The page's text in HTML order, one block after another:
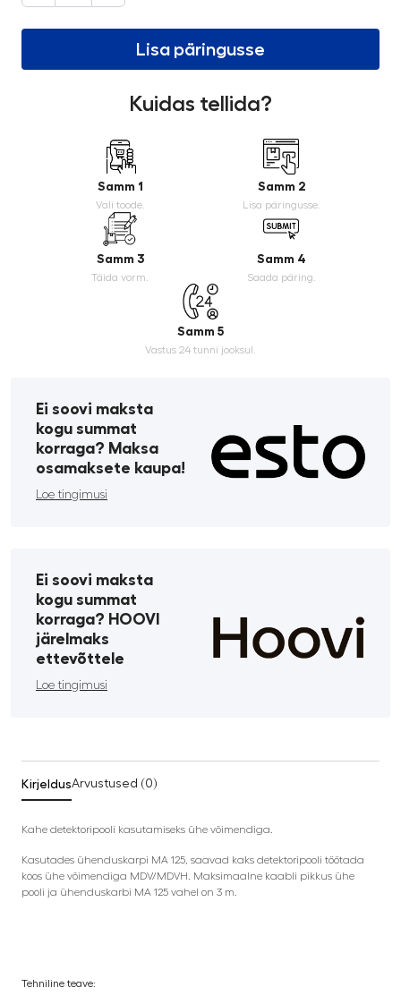
Lisa päringusse
Kuidas tellida?
Samm 1
Vali toode.
Samm 2
Lisa päringusse.
Samm 3
Täida vorm.
Samm 4
Saada päring.
Samm 5
Vastus 24 tunni jooksul.
Ei soovi maksta
kogu summat
korraga? Maksa
osamaksete kaupa!
Loe tingimusi
Ei soovi maksta
kogu summat
korraga? HOOVI
järelmaks
ettevõttele
Loe tingimusi
KirjeldusArvustused (0)
Kahe detektoripooli kasutamiseks ühe võimendiga.
Kasutades ühenduskarpi MA 125, saavad kaks detektoripooli töötada
koos ühe võimendiga MDV/MDVH. Maksimaalne kaabli pikkus ühe
pooli ja ühenduskarbi MA 125 vahel on 3 m.
Tehniline teave: